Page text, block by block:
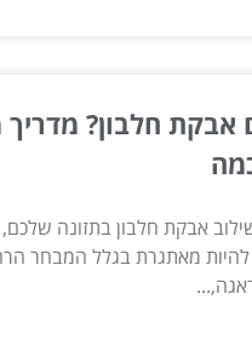
אבקת חלבון?
אבקת חלבון בתזונה שלכם,
מאתגרת בגלל המבחר